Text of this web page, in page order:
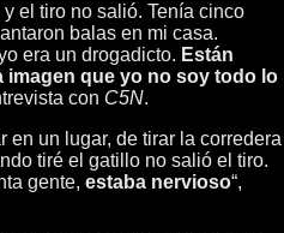
el tiro no salió. Tenía cinco
balas en mi casa.
era un drogadicto. Están
que yo no soy todo lo
con C5N.
en un lugar, de tirar la corredera
tiré el gatillo no salió el tiro.
gente, estaba nervioso“,